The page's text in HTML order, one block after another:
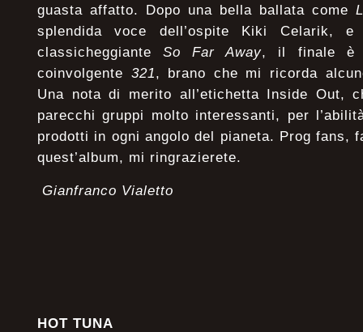
guasta affatto. Dopo una bella ballata come
splendida voce dell’ospite Kiki Celarik,
classicheggianteSo Far Away, il finale è
coinvolgente 321, brano che mi ricorda
Una nota di merito all’etichetta Inside Out,
parecchi gruppi molto interessanti, per
prodotti in ogni angolo del pianeta. Prog fans,
quest’album, mi ringrazierete.
Gianfranco Vialetto
HOT TUNA